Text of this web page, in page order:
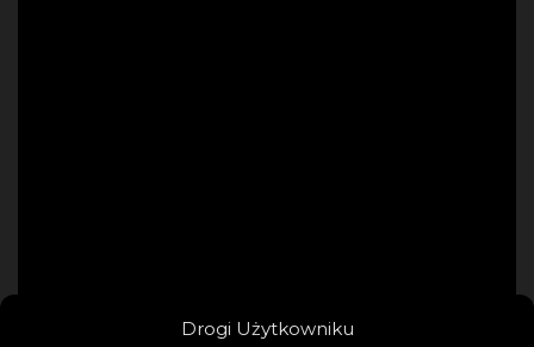
Drogi Użytkowniku